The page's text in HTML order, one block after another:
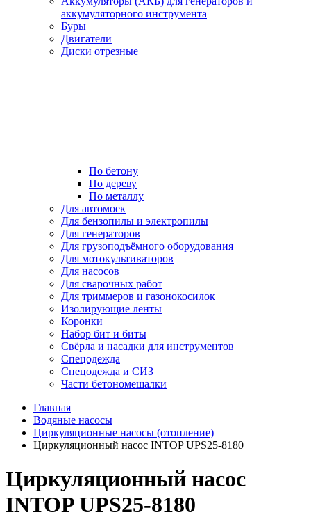
аккумуляторного инструмента
Буры
Двигатели
Диски отрезные
По бетону
По дереву
По металлу
Для автомоек
Для бензопилы и электропилы
Для генераторов
Для грузоподъёмного оборудования
Для мотокультиваторов
Для насосов
Для сварочных работ
Для триммеров и газонокосилок
Изолирующие ленты
Коронки
Набор бит и биты
Свёрла и насадки для инструментов
Спецодежда
Спецодежда и СИЗ
Части бетономешалки
Главная
Водяные насосы
Циркуляционные насосы (отопление)
Циркуляционный насос INTOP UPS25-8180
Циркуляционный насос
INTOP UPS25-8180